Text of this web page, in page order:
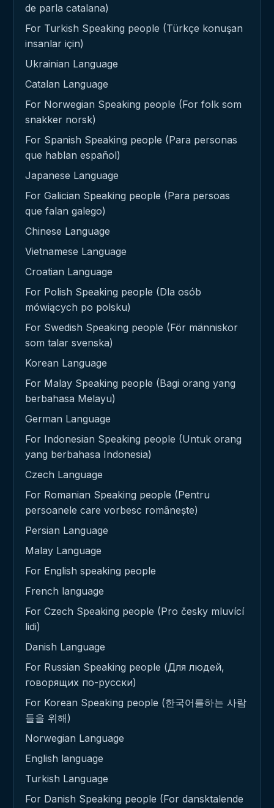
de parla catalana)
For Turkish Speaking people (Türkçe konuşan
insanlar için)
Ukrainian Language
Catalan Language
For Norwegian Speaking people (For folk som
snakker norsk)
For Spanish Speaking people (Para personas
que hablan español)
Japanese Language
For Galician Speaking people (Para persoas
que falan galego)
Chinese Language
Vietnamese Language
Croatian Language
For Polish Speaking people (Dla osób
mówiących po polsku)
For Swedish Speaking people (För människor
som talar svenska)
Korean Language
For Malay Speaking people (Bagi orang yang
berbahasa Melayu)
German Language
For Indonesian Speaking people (Untuk orang
yang berbahasa Indonesia)
Czech Language
For Romanian Speaking people (Pentru
persoanele care vorbesc românește)
Persian Language
Malay Language
For English speaking people
French language
For Czech Speaking people (Pro česky mluvící
lidi)
Danish Language
For Russian Speaking people (Для людей,
говорящих по-русски)
For Korean Speaking people (한국어를하는 사람
들을 위해)
Norwegian Language
English language
Turkish Language
For Danish Speaking people (For dansktalende